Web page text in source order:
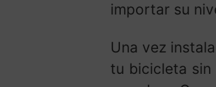
importar su
Una vez
tu bicicleta sin